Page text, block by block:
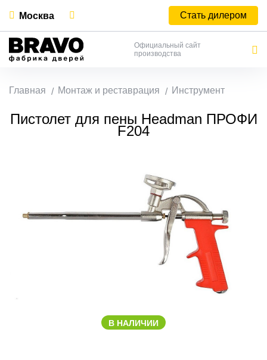
Москва Стать дилером
Официальный сайт
производства
Главная Монтаж и реставрация Инструмент
Пистолет для пены Headman ПРОФИ
F204
В НАЛИЧИИ